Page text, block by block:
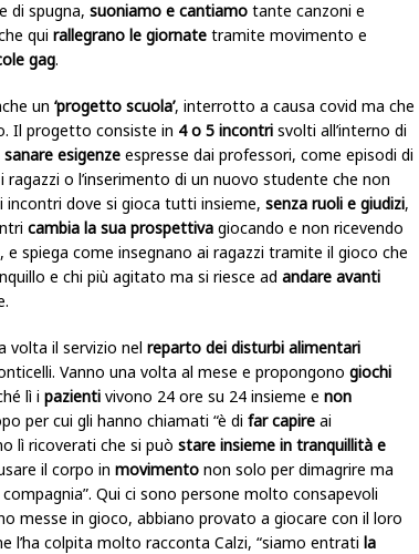
di spugna, suoniamo e cantiamo tante canzoni e
qui rallegrano le giornate tramite movimento e
gag.
un ‘progetto scuola’, interrotto a causa covid ma che
Il progetto consiste in 4 o 5 incontri svolti all’interno di
sanare esigenze espresse dai professori, come episodi di
ragazzi o l’inserimento di un nuovo studente che non
incontri dove si gioca tutti insieme, senza ruoli e giudizi,
cambia la sua prospettiva giocando e non ricevendo
spiega come insegnano ai ragazzi tramite il gioco che
e chi più agitato ma si riesce ad andare avanti
volta il servizio nel reparto dei disturbi alimentari
Vanno una volta al mese e propongono giochi
lì i pazienti vivono 24 ore su 24 insieme e non
per cui gli hanno chiamati “è di far capire ai
lì ricoverati che si può stare insieme in tranquillità e
il corpo in movimento non solo per dimagrire ma
Qui ci sono persone molto consapevoli
messe in gioco, abbiano provato a giocare con il loro
l’ha colpita molto racconta Calzi, “siamo entrati la